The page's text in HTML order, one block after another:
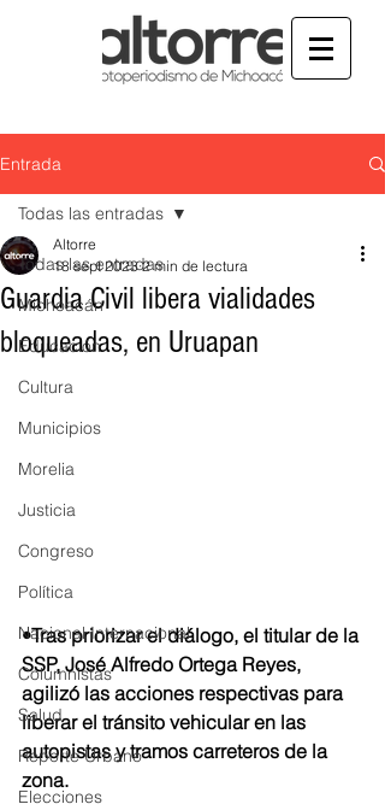
Entrada
Todas las entradas
Michoacán
Educación
Cultura
Municipios
Morelia
Justicia
Congreso
Política
Nacional Internacional
Columnistas
Salud
Reporte Urbano
Elecciones
Todas las entradas
Guardia Civil libera vialidades
bloqueadas, en Uruapan
Altorre
18 sept 2023 2 min de lectura
•Tras priorizar el diálogo, el titular de la
SSP, José Alfredo Ortega Reyes,
agilizó las acciones respectivas para
liberar el tránsito vehicular en las
autopistas y tramos carreteros de la
zona.